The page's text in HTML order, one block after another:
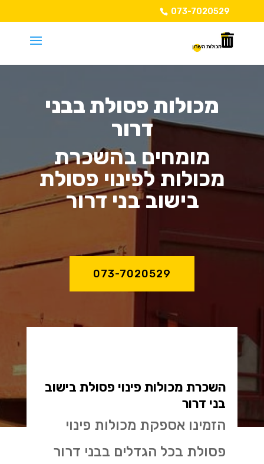
073-7020529
מכולות פסולת בבני
דרור
מומחים בהשכרת
מכולות לפינוי פסולת
בישוב בני דרור
073-7020529
השכרת מכולות פינוי פסולת בישוב
בני דרור
הזמינו אספקת מכולות פינוי
פסולת בכל הגדלים בבני דרור